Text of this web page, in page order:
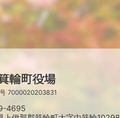
7000020203831
4695